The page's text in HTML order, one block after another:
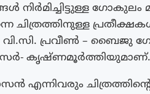
നിർമിച്ചിട്ടുള്ള
ചിത്രത്തിനുള്ള
പ്രവീണ്‍ – ബൈജു
കൃഷ്ണമൂര്‍ത്തിയുമാണ്.
എന്നിവരും